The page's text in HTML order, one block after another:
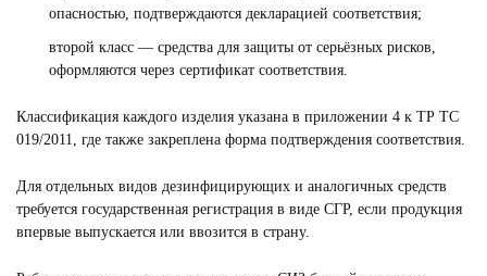
опасностью, подтверждаются декларацией соответствия;
второй класс — средства для защиты от серьёзных рисков,
оформляются через сертификат соответствия.
Классификация каждого изделия указана в приложении 4 к ТР ТС
019/2011, где также закреплена форма подтверждения соответствия.
Для отдельных видов дезинфицирующих и аналогичных средств
требуется государственная регистрация в виде СГР, если продукция
впервые выпускается или ввозится в страну.